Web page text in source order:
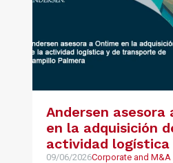
Andersen asesora
en la adquisición
actividad logística
09/06/2026Corporate and M&A